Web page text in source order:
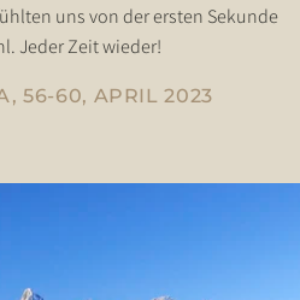
uns von der ersten Sekunde
Jeder Zeit wieder!
56-60, APRIL 2023